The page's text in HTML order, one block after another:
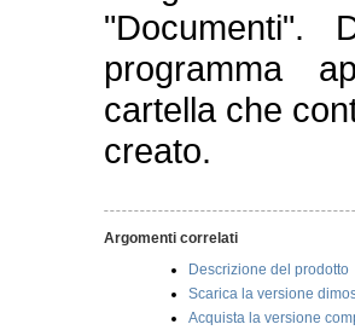
"Documenti".
programma
cartella che
creato.
Argomenti correlati
Descrizione del prodotto
Scarica la versione
Acquista la versione